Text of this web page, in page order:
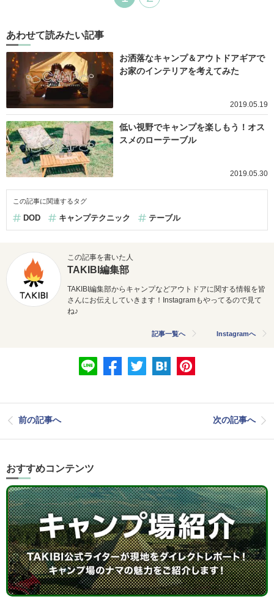
あわせて読みたい記事
お洒落なキャンプ＆アウトドアギアで
お家のインテリアを考えてみた
2019.05.19
低い視野でキャンプを楽しもう！オス
スメのローテーブル
2019.05.30
この記事に関連するタグ
DOD キャンプテクニック テーブル
この記事を書いた人
TAKIBI編集部
TAKIBI編集部からキャンプなどアウトドアに関する情報を皆
さんにお伝えしていきます！Instagramもやってるので見て
ね♪
記事一覧へ Instagramへ
前の記事へ 次の記事へ
おすすめコンテンツ